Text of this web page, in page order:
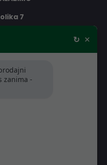
7
- 16:30h
↻ ×
zanima -